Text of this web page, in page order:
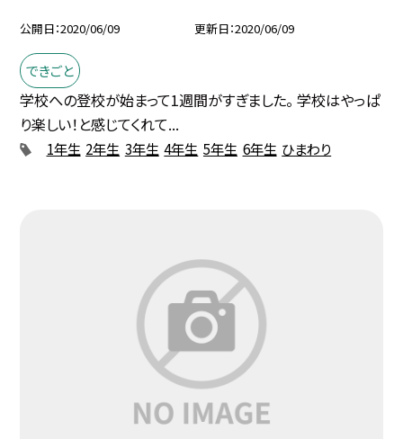
公開日 2020/06/09 更新日 2020/06/09
できごと
学校への登校が始まって1週間がすぎました。 学校はやっぱ
り楽しい！と感じてくれて...
1年生 2年生 3年生 4年生 5年生 6年生 ひまわり